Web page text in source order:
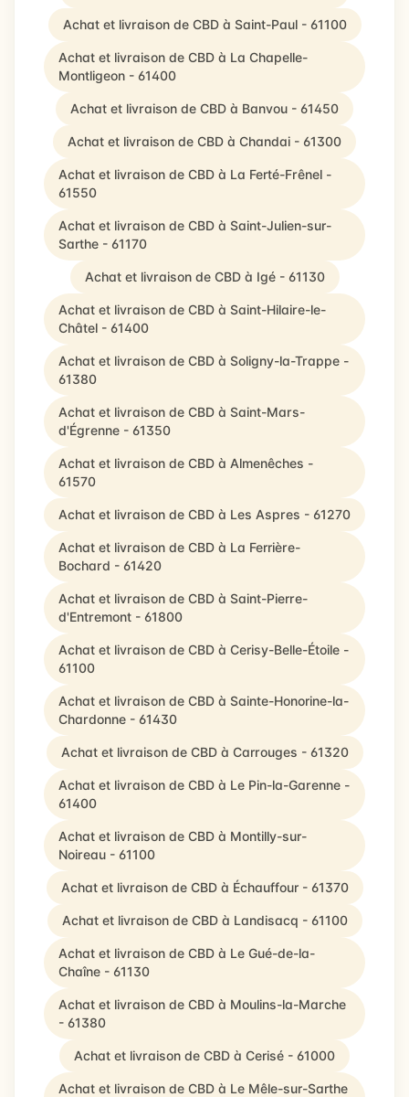
Achat et livraison de CBD à Saint-Paul - 61100
Achat et livraison de CBD à La Chapelle-
Montligeon - 61400
Achat et livraison de CBD à Banvou - 61450
Achat et livraison de CBD à Chandai - 61300
Achat et livraison de CBD à La Ferté-Frênel -
61550
Achat et livraison de CBD à Saint-Julien-sur-
Sarthe - 61170
Achat et livraison de CBD à Igé - 61130
Achat et livraison de CBD à Saint-Hilaire-le-
Châtel - 61400
Achat et livraison de CBD à Soligny-la-Trappe -
61380
Achat et livraison de CBD à Saint-Mars-
d'Égrenne - 61350
Achat et livraison de CBD à Almenêches -
61570
Achat et livraison de CBD à Les Aspres - 61270
Achat et livraison de CBD à La Ferrière-
Bochard - 61420
Achat et livraison de CBD à Saint-Pierre-
d'Entremont - 61800
Achat et livraison de CBD à Cerisy-Belle-Étoile -
61100
Achat et livraison de CBD à Sainte-Honorine-la-
Chardonne - 61430
Achat et livraison de CBD à Carrouges - 61320
Achat et livraison de CBD à Le Pin-la-Garenne -
61400
Achat et livraison de CBD à Montilly-sur-
Noireau - 61100
Achat et livraison de CBD à Échauffour - 61370
Achat et livraison de CBD à Landisacq - 61100
Achat et livraison de CBD à Le Gué-de-la-
Chaîne - 61130
Achat et livraison de CBD à Moulins-la-Marche
- 61380
Achat et livraison de CBD à Cerisé - 61000
Achat et livraison de CBD à Le Mêle-sur-Sarthe